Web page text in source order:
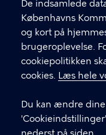
De indsamlede
Københavns
og kort på
brugeroplevelse.
cookiepolitikken
cookies. Læs hele
Du kan ændre dine
f
CVR-nummer
GENVEJE
Digital Post
Databeskyttelse